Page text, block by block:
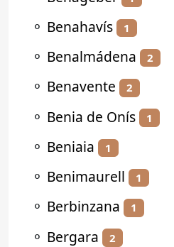
⚬ Benahavís 1
⚬ Benalmádena 2
⚬ Benavente 2
⚬ Benia de Onís 1
⚬ Beniaia 1
⚬ Benimaurell 1
⚬ Berbinzana 1
⚬ Bergara 2